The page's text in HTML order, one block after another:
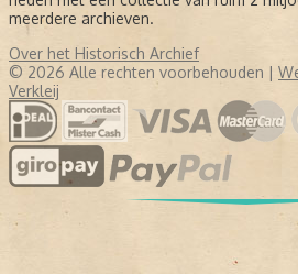
meerdere archieven.
Over het Historisch Archief
© 2026 Alle rechten voorbehouden |
Verkleij